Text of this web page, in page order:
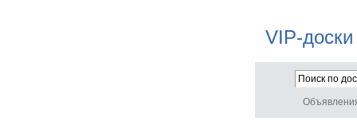
VIP-